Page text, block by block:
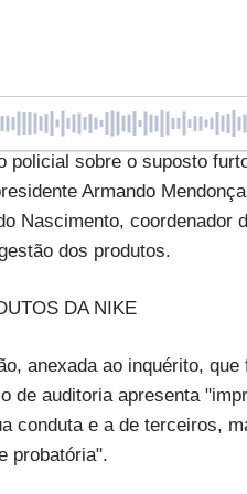
policial sobre o suposto
Armando
Nascimento, coordenador
dos produtos.
DA NIKE
anexada ao inquérito,
de auditoria apresenta
conduta e a de terceiros,
probatória".